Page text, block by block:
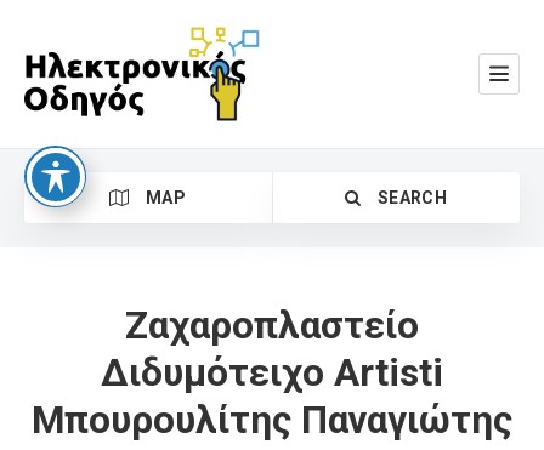
MAP SEARCH
Search
Ζαχαροπλαστείο
Διδυμότειχο Artisti
Μπουρουλίτης Παναγιώτης